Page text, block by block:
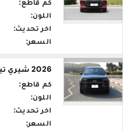
اللون:
اخر تحديث:
السعر:
2026 شيري تيغو Tiggo 8 Pro M7
كم قاطع:
اللون:
اخر تحديث:
السعر: